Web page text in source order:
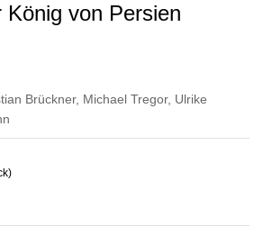
König von Persien
Brückner, Michael Tregor, Ulrike